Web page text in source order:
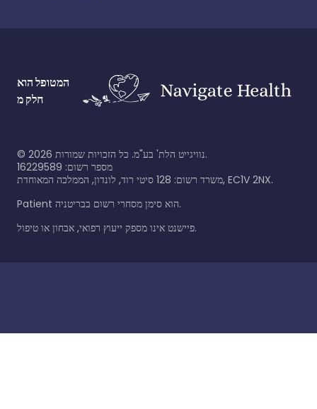
המטופל הוא
חלק מ
© 2026
נוויגייט הלת' בע"מ. כל הזכויות שמורות.
מספר רשום: 16229589
משרד רשום: 128 סיטי רוד, לונדון, הממלכה המאוחדת, EC1V 2NX.
Patient הוא סימן מסחרי רשום בבריטניה.
פיישנט אינו מספק ייעוץ רפואי, אבחון או טיפול.